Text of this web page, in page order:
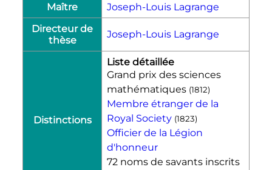
Maître
Joseph-Louis Lagrange
Directeur de
thèse
Joseph-Louis Lagrange
Distinctions
Liste détaillée
Grand prix des sciences
mathématiques (1812)
Membre étranger de la
Royal Society (1823)
Officier de la Légion
d'honneur‎
72 noms de savants inscrits